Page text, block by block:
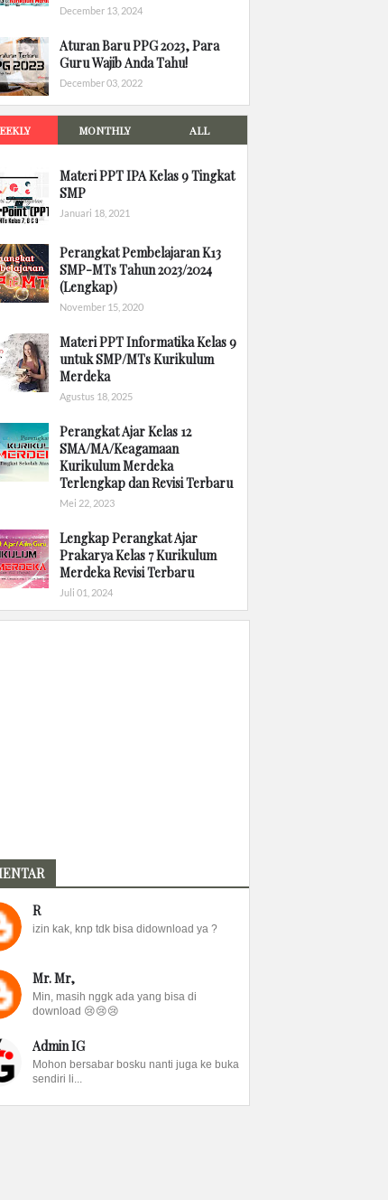
December 13, 2024
Aturan Baru PPG 2023, Para
Guru Wajib Anda Tahu!
December 03, 2022
MONTHLY ALL
Materi PPT IPA Kelas 9 Tingkat
SMP
Januari 18, 2021
Perangkat Pembelajaran K13
SMP-MTs Tahun 2023/2024
(Lengkap)
November 15, 2020
Materi PPT Informatika Kelas 9
untuk SMP/MTs Kurikulum
Merdeka
Agustus 18, 2025
Perangkat Ajar Kelas 12
SMA/MA/Keagamaan
Kurikulum Merdeka
Terlengkap dan Revisi Terbaru
Mei 22, 2023
Lengkap Perangkat Ajar
Prakarya Kelas 7 Kurikulum
Merdeka Revisi Terbaru
Juli 01, 2024
R
izin kak, knp tdk bisa didownload ya ?
Mr. Mr,
Min, masih nggk ada yang bisa di
download 😢😢😢
Admin IG
Mohon bersabar bosku nanti juga ke buka
sendiri li...